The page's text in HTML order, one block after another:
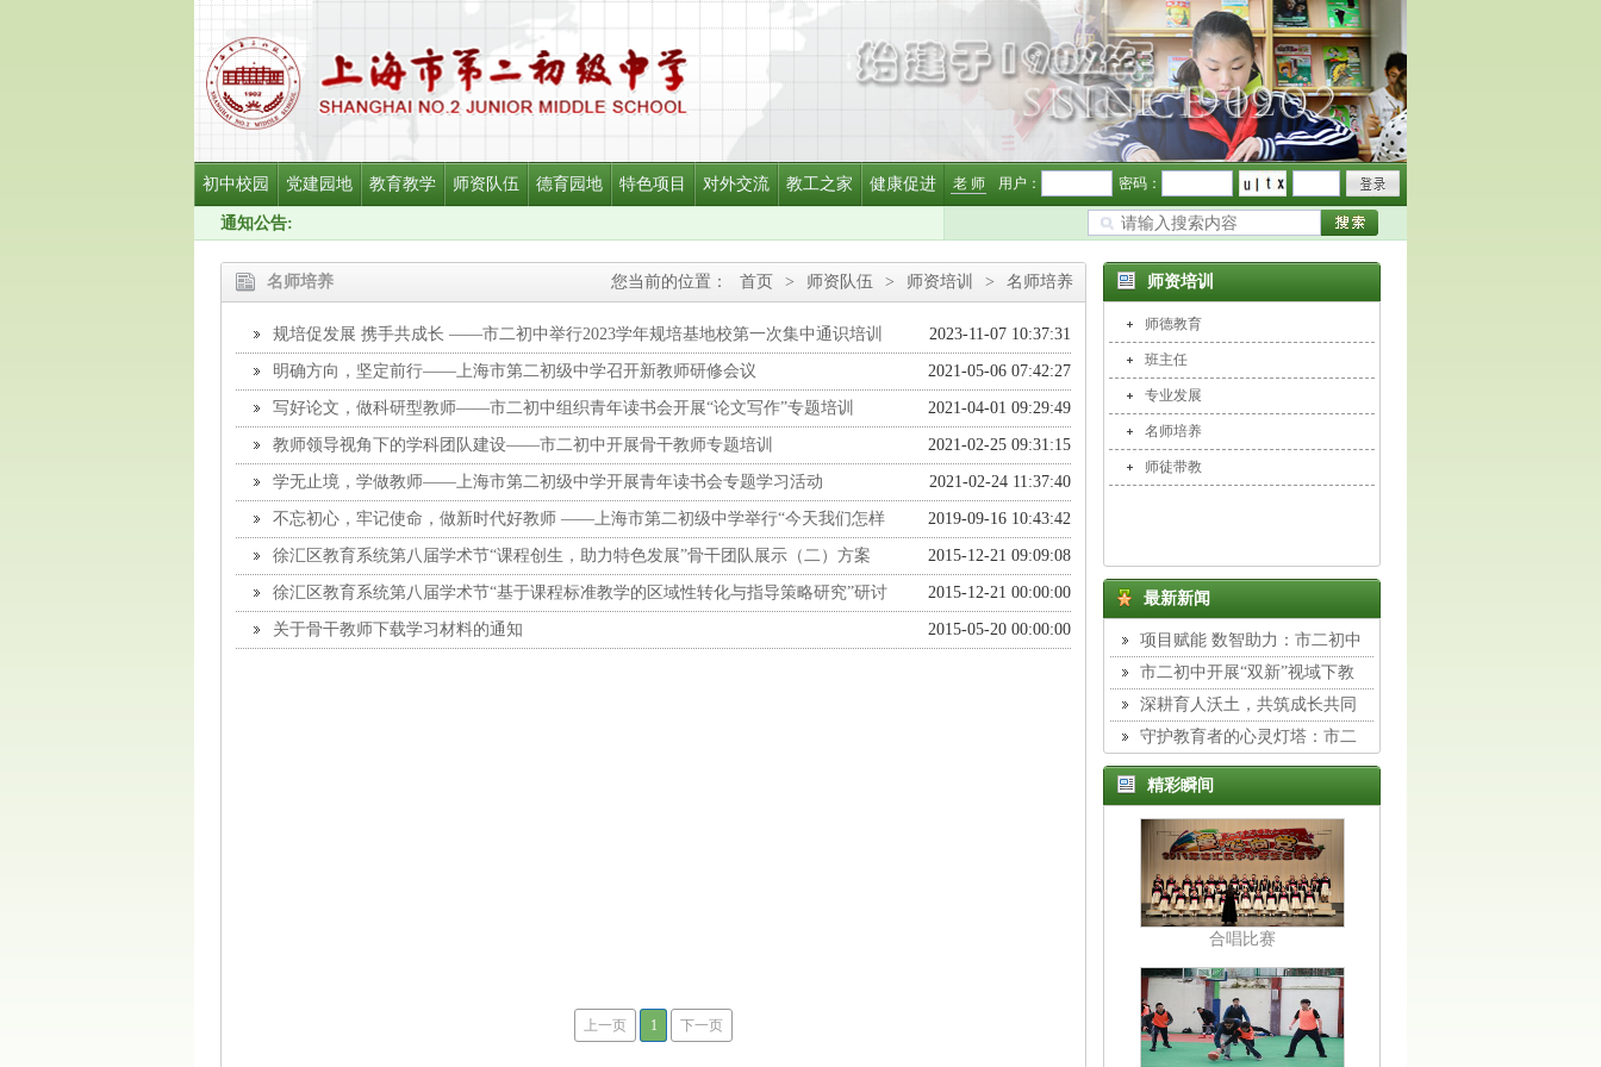
初中校园 党建园地 教育教学 师资队伍 德育园地 特色项目 对外交流 教工之家 健康促进 老 师 用户： 密码：
通知公告:
您当前的位置： 首页 > 师资队伍 > 师资培训 > 名师培养
名师培养
2023-11-07 10:37:31
规培促发展 携手共成长 ——市二初中举行2023学年规培基地校第一次集中通识培训
2021-05-06 07:42:27
明确方向，坚定前行——上海市第二初级中学召开新教师研修会议
2021-04-01 09:29:49
写好论文，做科研型教师——市二初中组织青年读书会开展“论文写作”专题培训
2021-02-25 09:31:15
教师领导视角下的学科团队建设——市二初中开展骨干教师专题培训
2021-02-24 11:37:40
学无止境，学做教师——上海市第二初级中学开展青年读书会专题学习活动
2019-09-16 10:43:42
不忘初心，牢记使命，做新时代好教师 ——上海市第二初级中学举行“今天我们怎样
做教师”交流活动
2015-12-21 09:09:08
徐汇区教育系统第八届学术节“课程创生，助力特色发展”骨干团队展示（二）方案
2015-12-21 00:00:00
徐汇区教育系统第八届学术节“基于课程标准教学的区域性转化与指导策略研究”研讨
2015-05-20 00:00:00
关于骨干教师下载学习材料的通知
上一页 1 下一页
师资培训
师德教育
班主任
专业发展
名师培养
师徒带教
最新新闻
项目赋能 数智助力：市二初中
组织教师开展专题校本培训
市二初中开展“双新”视域下教
与学转型主题培训
深耕育人沃土，共筑成长共同
体：市二初中班主任工作室展示活
动纪实
守护教育者的心灵灯塔：市二
初中举行德育专题讲座
精彩瞬间
合唱比赛